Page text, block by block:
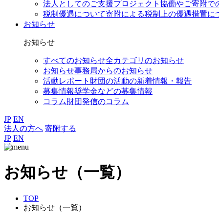
法人としてのご支援プロジェクト協働やご寄附で
税制優遇について寄附による税制上の優遇措置に
お知らせ
お知らせ
すべてのお知らせ全カテゴリのお知らせ
お知らせ事務局からのお知らせ
活動レポート 財団の活動の新着情報・報告
募集情報奨学金などの募集情報
コラム財団発信のコラム
JP EN
法人の方へ 寄附する
JP EN
お知らせ（一覧）
TOP
お知らせ（一覧）